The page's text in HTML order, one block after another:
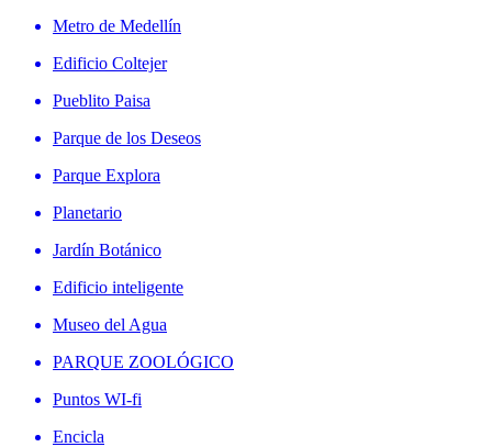
Metro de Medellín
Edificio Coltejer
Pueblito Paisa
Parque de los Deseos
Parque Explora
Planetario
Jardín Botánico
Edificio inteligente
Museo del Agua
PARQUE ZOOLÓGICO
Puntos WI-fi
Encicla